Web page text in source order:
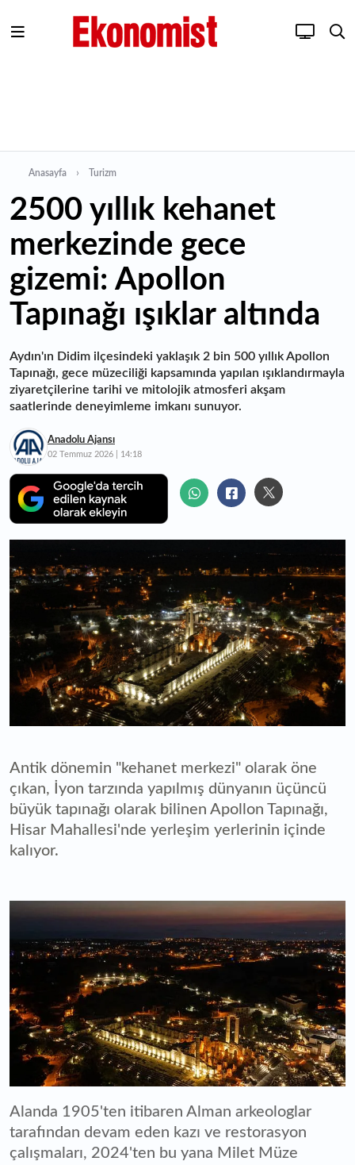
Anasayfa Turizm
2500 yıllık kehanet
merkezinde gece
gizemi: Apollon
Tapınağı ışıklar altında
Aydın'ın Didim ilçesindeki yaklaşık 2 bin 500 yıllık Apollon
Tapınağı, gece müzeciliği kapsamında yapılan ışıklandırmayla
ziyaretçilerine tarihi ve mitolojik atmosferi akşam
saatlerinde deneyimleme imkanı sunuyor.
Anadolu Ajansı
02 Temmuz 2026 | 14:18
Antik dönemin "kehanet merkezi" olarak öne
çıkan, İyon tarzında yapılmış dünyanın üçüncü
büyük tapınağı olarak bilinen Apollon Tapınağı,
Hisar Mahallesi'nde yerleşim yerlerinin içinde
kalıyor.
Alanda 1905'ten itibaren Alman arkeologlar
tarafından devam eden kazı ve restorasyon
çalışmaları, 2024'ten bu yana Milet Müze